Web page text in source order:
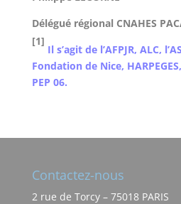
Délégué régional CNAHES
[1]
Il s’agit de l’AFPJR, ALC,
Fondation de Nice,
PEP 06.
Contactez-nous
2 rue de Torcy – 75018 PARIS